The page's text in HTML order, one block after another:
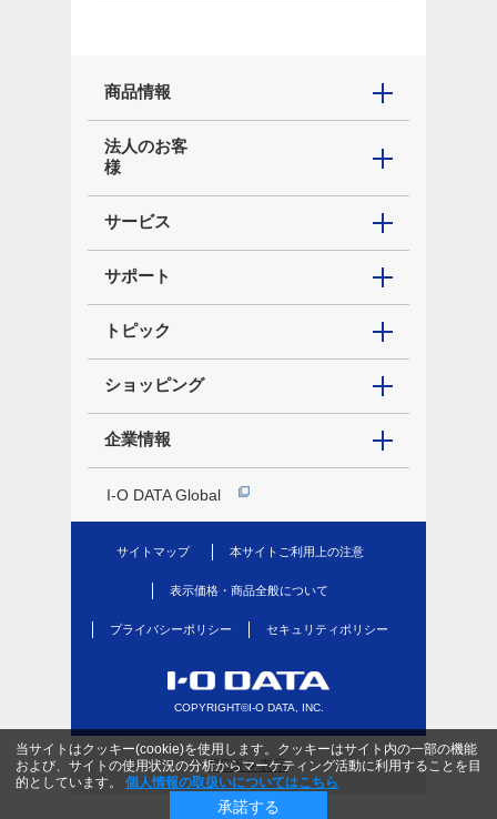
商品情報
法人のお客
様
サービス
サポート
トピック
ショッピング
企業情報
I-O DATA Global
サイトマップ 本サイトご利用上の注意
表示価格・商品全般について
プライバシーポリシー セキュリティポリシー
COPYRIGHT©I-O DATA, INC.
当サイトはクッキー(cookie)を使用します。クッキーはサイト内の一部の機能
および、サイトの使用状況の分析からマーケティング活動に利用することを目
的としています。
個人情報の取扱いについてはこちら
承諾する
PC版を表示